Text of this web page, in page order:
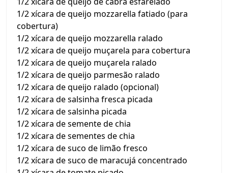
1/2 xícara de queijo mozzarella fatiado (para
cobertura)
1/2 xícara de queijo mozzarella ralado
1/2 xícara de queijo muçarela para cobertura
1/2 xícara de queijo muçarela ralado
1/2 xícara de queijo parmesão ralado
1/2 xícara de queijo ralado (opcional)
1/2 xícara de salsinha fresca picada
1/2 xícara de salsinha picada
1/2 xícara de semente de chia
1/2 xícara de sementes de chia
1/2 xícara de suco de limão fresco
1/2 xícara de suco de maracujá concentrado